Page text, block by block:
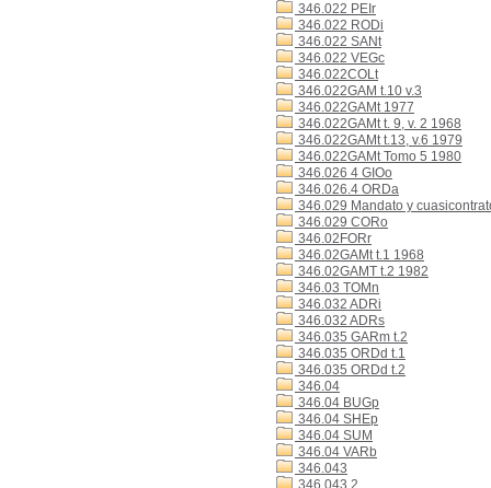
346.022 PEIr
346.022 RODi
346.022 SANt
346.022 VEGc
346.022COLt
346.022GAM t.10 v.3
346.022GAMt 1977
346.022GAMt t. 9, v. 2 1968
346.022GAMt t.13, v.6 1979
346.022GAMt Tomo 5 1980
346.026 4 GIOo
346.026.4 ORDa
346.029 Mandato y
346.029 CORo
346.02FORr
346.02GAMt t.1 1968
346.02GAMT t.2 1982
346.03 TOMn
346.032 ADRi
346.032 ADRs
346.035 GARm t.2
346.035 ORDd t.1
346.035 ORDd t.2
346.04
346.04 BUGp
346.04 SHEp
346.04 SUM
346.04 VARb
346.043
346.043 2